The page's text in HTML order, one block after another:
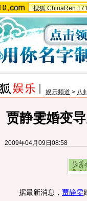
搜狐 ChinaRen
娱乐频道 > 八
贾静雯婚变
2009年04月09日08:58
据最新消息， 贾静雯